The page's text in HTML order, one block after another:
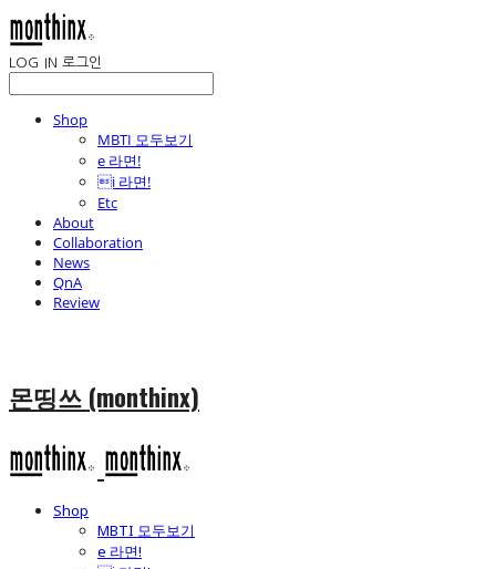
LOG IN 로그인
Shop
MBTI 모두보기
e 라면!
i 라면!
Etc
About
Collaboration
News
QnA
Review
몬띵쓰 (monthinx)
Shop
MBTI 모두보기
e 라면!